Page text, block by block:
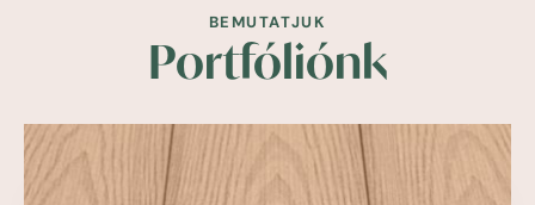
BEMUTATJUK
Portfóliónk